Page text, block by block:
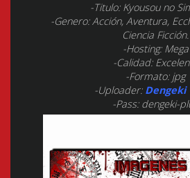
-Titulo: Kyousou no
-Genero: Acción, Aventura,
Ciencia Ficción.
-Hosting: Mega
-Calidad:
-Formato: jpg
-Uploader: Dengeki
-Pass: dengeki-